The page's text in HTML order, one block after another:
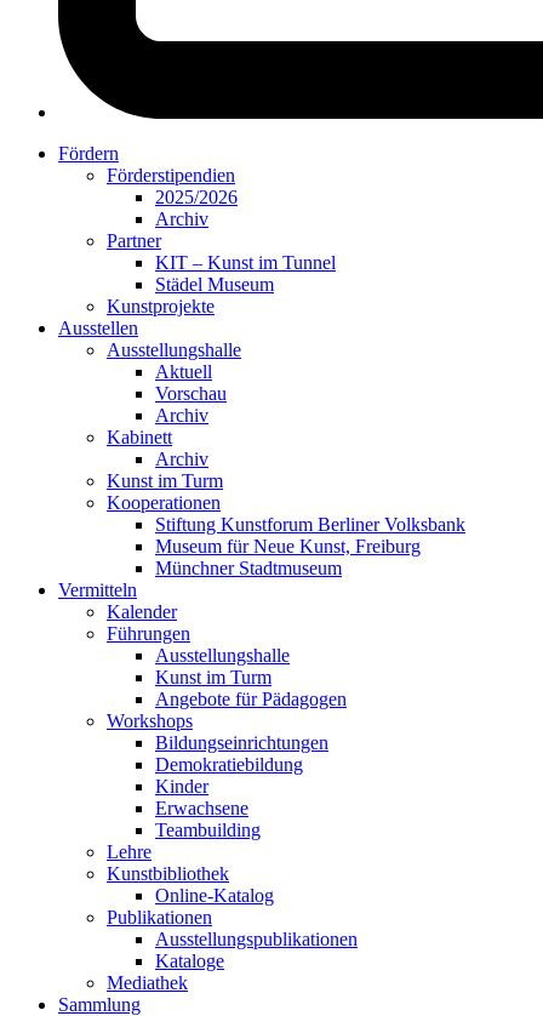
Fördern
Förderstipendien
2025/2026
Archiv
Partner
KIT – Kunst im Tunnel
Städel Museum
Kunstprojekte
Ausstellen
Ausstellungshalle
Aktuell
Vorschau
Archiv
Kabinett
Archiv
Kunst im Turm
Kooperationen
Stiftung Kunstforum Berliner Volksbank
Museum für Neue Kunst, Freiburg
Münchner Stadtmuseum
Vermitteln
Kalender
Führungen
Ausstellungshalle
Kunst im Turm
Angebote für Pädagogen
Workshops
Bildungseinrichtungen
Demokratiebildung
Kinder
Erwachsene
Teambuilding
Lehre
Kunstbibliothek
Online-Katalog
Publikationen
Ausstellungspublikationen
Kataloge
Mediathek
Sammlung